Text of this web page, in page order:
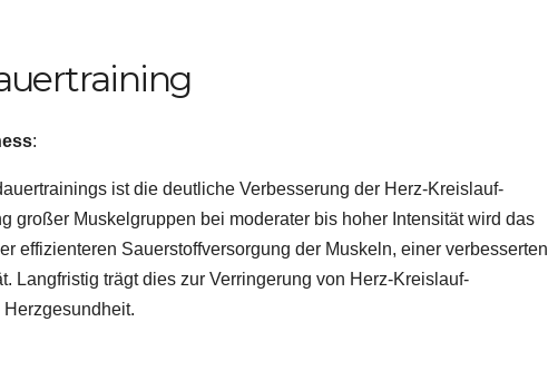
:
ist die deutliche Verbesserung der Herz-Kreislauf-
großer Muskelgruppen bei moderater bis hoher Intensität wird das
effizienteren Sauerstoffversorgung der Muskeln, einer verbesserten
Langfristig trägt dies zur Verringerung von Herz-Kreislauf-